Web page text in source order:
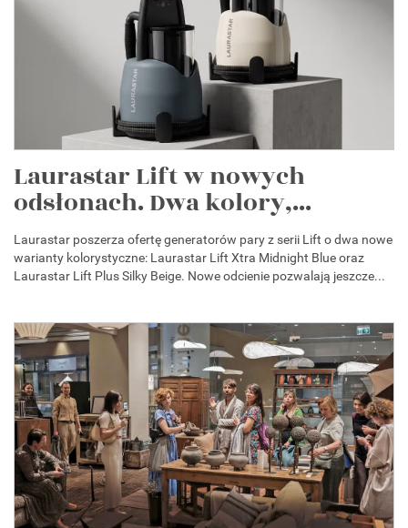
Laurastar Lift w nowych
odsłonach. Dwa kolory,...
Laurastar poszerza ofertę generatorów pary z serii Lift o dwa nowe
warianty kolorystyczne: Laurastar Lift Xtra Midnight Blue oraz
Laurastar Lift Plus Silky Beige. Nowe odcienie pozwalają jeszcze...